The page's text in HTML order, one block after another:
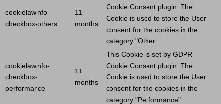
cookielawinfo-
checkbox-others
11
months
Cookie Consent plugin. The
Cookie is used to store the User
consent for the cookies in the
category "Other.
cookielawinfo-
checkbox-
performance
11
months
This Cookie is set by GDPR
Cookie Consent plugin. The
Cookie is used to store the User
consent for the cookies in the
category "Performance".